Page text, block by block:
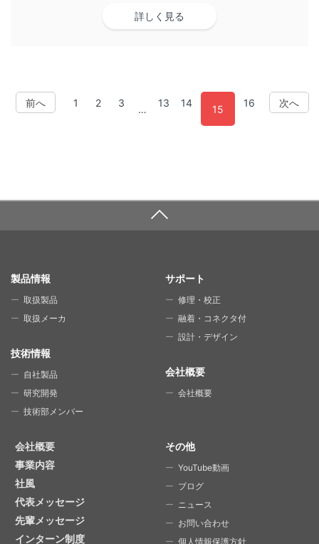
詳しく見る
前へ 1 2 3
…
13 14
15
16 次へ
SITE MAP
製品情報
取扱製品
取扱メーカ
技術情報
自社製品
研究開発
技術部メンバー
サポート
修理・校正
融着・コネクタ付
設計・デザイン
会社概要
会社概要
会社概要
事業内容
社風
代表メッセージ
先輩メッセージ
インターン制度
その他
YouTube動画
ブログ
ニュース
お問い合わせ
個人情報保護方針